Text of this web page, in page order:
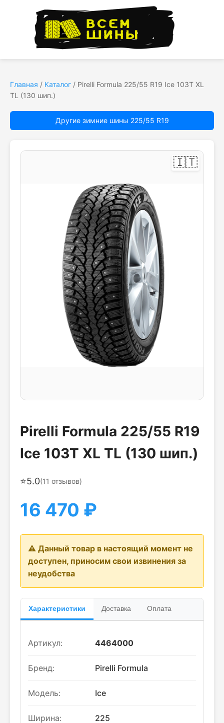
Главная / Каталог / Pirelli Formula 225/55 R19 Ice 103T XL
TL (130 шип.)
Другие зимние шины 225/55 R19
🇮🇹
Pirelli Formula 225/55 R19
Ice 103T XL TL (130 шип.)
⭐5.0(11 отзывов)
16 470 ₽
⚠️ Данный товар в настоящий момент не
доступен, приносим свои извинения за
неудобства
Характеристики Доставка Оплата
Артикул: 4464000
Бренд: Pirelli Formula
Модель: Ice
Ширина: 225